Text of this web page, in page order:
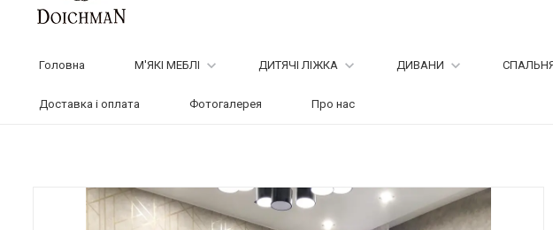
Головна М'ЯКІ МЕБЛІ ДИТЯЧІ ЛІЖКА ДИВАНИ
Доставка і оплата Фотогалерея Про нас